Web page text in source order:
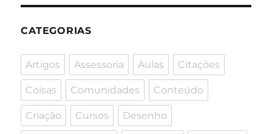
CATEGORIAS
Artigos Assessoria Aulas Citações
Coisas Comunidades Conteúdo
Criação Cursos Desenho